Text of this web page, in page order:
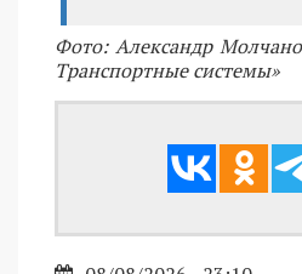
Фото: Александр
Транспортные системы»